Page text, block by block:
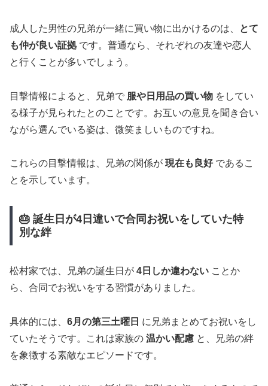
成人した男性の兄弟が一緒に買い物に出かけるのは、
とて
も仲が良い証拠 です。普通なら、それぞれの友達や恋人
と行くことが多いでしょう。
目撃情報によると、兄弟で 服や日用品の買い物 をしてい
る様子が見られたとのことです。お互いの意見を聞き合い
ながら選んでいる姿は、微笑ましいものですね。
これらの目撃情報は、兄弟の関係が 現在も良好であるこ
とを示しています。
🎂 誕生日が4日違いで合同お祝いをしていた特
別な絆
松村家では、兄弟の誕生日が 4日しか違わない ことか
ら、合同でお祝いをする習慣がありました。
具体的には、 6月の第三土曜日 に兄弟まとめてお祝いをし
ていたそうです。これは家族の 温かい配慮 と、兄弟の絆
を象徴する素敵なエピソードです。